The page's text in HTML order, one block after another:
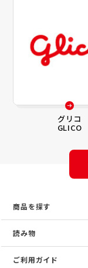
グリコ
GLICO
商品を探す
読み物
ご利用ガイド